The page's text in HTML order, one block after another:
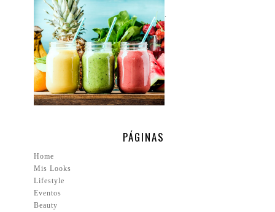
PÁGINAS
Home
Mis Looks
Lifestyle
Eventos
Beauty